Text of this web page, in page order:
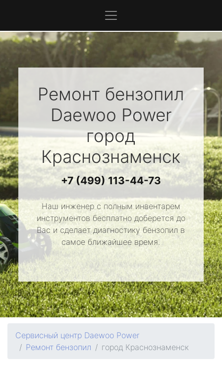
Ремонт бензопил
Daewoo Power
город
Краснознаменск
+7 (499) 113-44-73
Наш инженер с полным инвентарем
инструментов бесплатно доберется до
Вас и сделает диагностику бензопил в
самое ближайшее время.
Сервисный центр Daewoo Power
Ремонт бензопил
город Краснознаменск